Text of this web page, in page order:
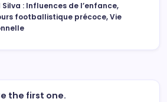
Silva : Influences de l’enfance,
footballistique précoce, Vie
the first one.